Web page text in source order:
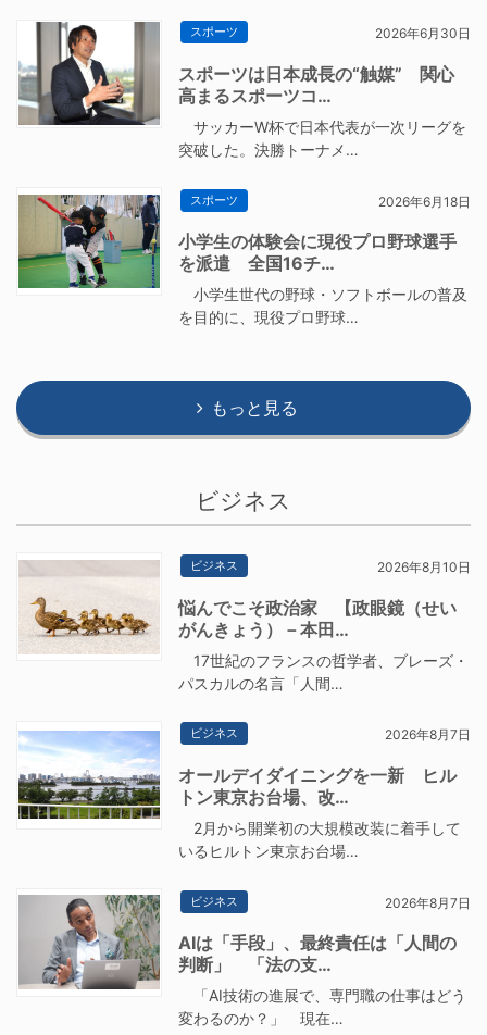
スポーツ 2026年6月30日
スポーツは日本成長の“触媒” 関心
高まるスポーツコ…
サッカーW杯で日本代表が一次リーグを
突破した。決勝トーナメ…
スポーツ 2026年6月18日
小学生の体験会に現役プロ野球選手
を派遣 全国16チ…
小学生世代の野球・ソフトボールの普及
を目的に、現役プロ野球…
もっと見る
ビジネス
ビジネス 2026年8月10日
悩んでこそ政治家 【政眼鏡（せい
がんきょう）－本田…
17世紀のフランスの哲学者、ブレーズ・
パスカルの名言「人間…
ビジネス 2026年8月7日
オールデイダイニングを一新 ヒル
トン東京お台場、改…
2月から開業初の大規模改装に着手して
いるヒルトン東京お台場…
ビジネス 2026年8月7日
AIは「手段」、最終責任は「人間の
判断」 「法の支…
「AI技術の進展で、専門職の仕事はどう
変わるのか？」 現在…